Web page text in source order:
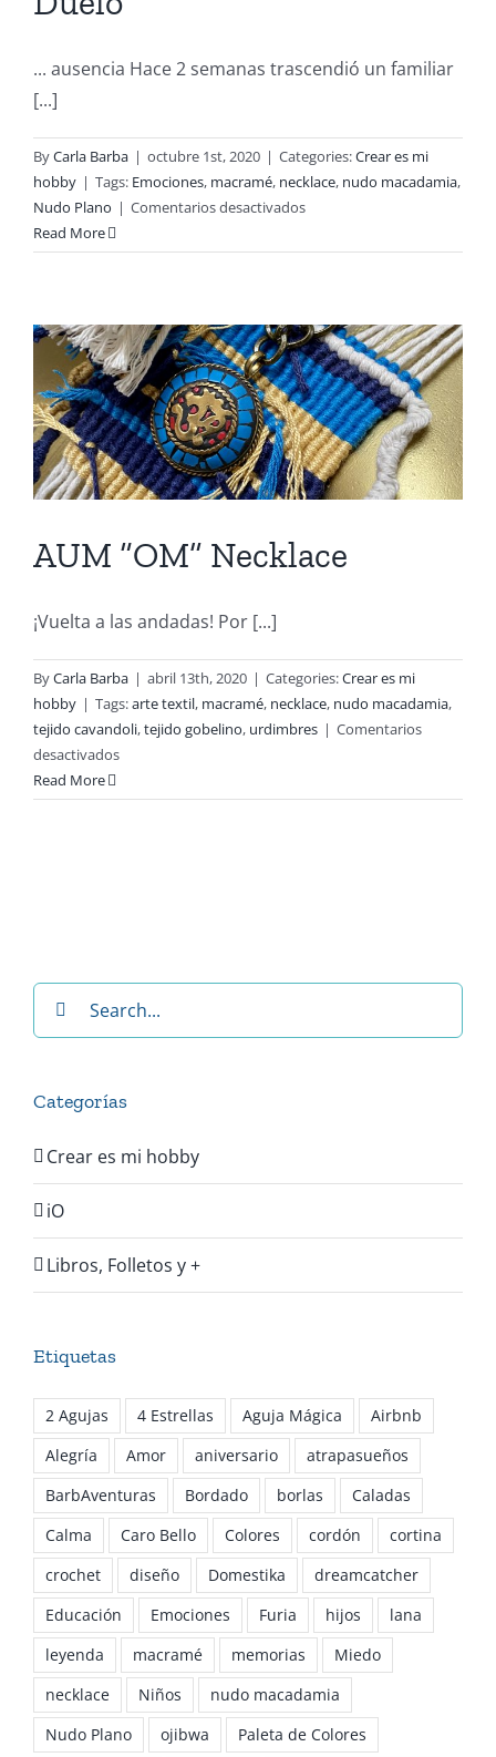
... ausencia Hace 2 semanas trascendió un familiar
[...]
ByCarla Barba | octubre 1st, 2020 | Categories:Crear es mi
hobby | Tags: Emociones, macramé, necklace, nudo macadamia,
Nudo Plano | Comentarios desactivadosen
Read More
AUM “OM” Necklace
¡Vuelta a las andadas! Por [...]
ByCarla Barba | abril 13th, 2020 | Categories:Crear es mi
hobby | Tags:arte textil, macramé, necklace, nudo macadamia,
tejido cavandoli,tejido gobelino, urdimbres | Comentarios
desactivadosen
“OM”
Read More
Search
for:
Categorías
Crear es mi hobby
iO
Libros, Folletos y +
Etiquetas
2 Agujas 4 Estrellas Aguja Mágica
Airbnb
Alegría
Amor aniversario
atrapasueños
BarbAventuras
Bordado borlas
Caladas
Calma
Caro Bello Colores cordón
cortina
crochet
diseño Domestika
dreamcatcher
Educación
Emociones Furia hijos
lana
leyenda
macramé memorias
Miedo
necklace
Niños
nudo macadamia
Nudo Plano
ojibwa
Paleta de Colores